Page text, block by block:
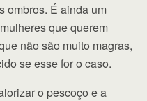
ombros. É ainda um
que querem
não são muito magras,
se esse for o caso.
o pescoço e a